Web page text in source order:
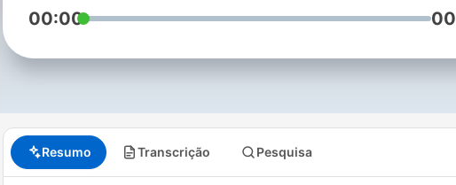
00:00
Resumo Transcrição Pesquisa